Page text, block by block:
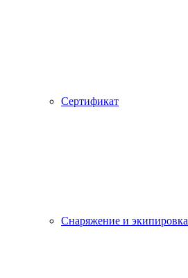
Сертификат
Снаряжение и экипировка